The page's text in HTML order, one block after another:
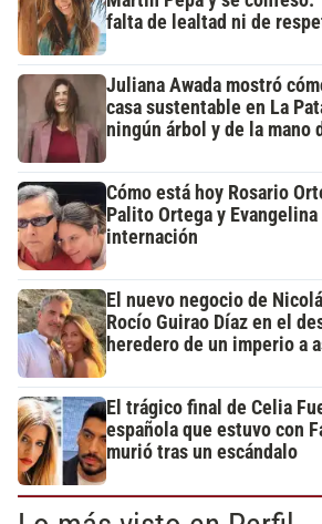
falta de lealtad ni de
Juliana Awada mostró
casa sustentable en La
ningún árbol y de la mano
Cómo está hoy Rosario
Palito Ortega y Evangelina
internación
El nuevo negocio de
Rocío Guirao Díaz en el
heredero de un imperio a
El trágico final de Celia
española que estuvo con
murió tras un escándalo